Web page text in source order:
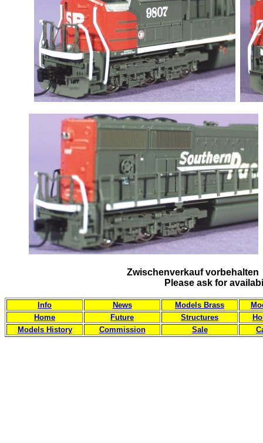
Zwischenverkauf
Please ask for
Info News Models Brass
Home
Future Structures
Models History
Commission Sale